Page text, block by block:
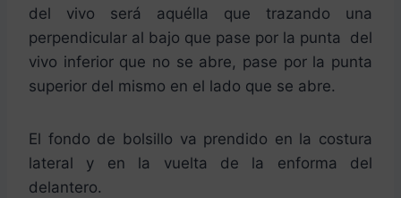
del vivo será aquélla que trazando una
perpendicular al bajo que pase por la punta del
vivo inferior que no se abre, pase por la punta
superior del mismo en el lado que se abre.
El fondo de bolsillo va prendido en la costura
lateral y en la vuelta de la enforma del
delantero.